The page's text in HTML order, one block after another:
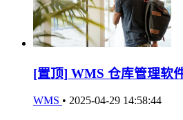
[置顶] WMS 仓库管理软
WMS • 2025-04-29 14:58:44